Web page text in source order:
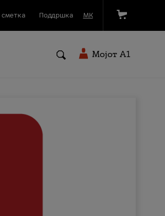
сметка Поддршка МК
Мојот A1